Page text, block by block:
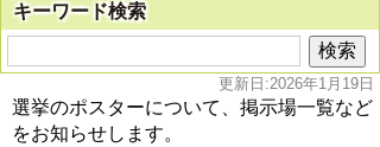
キーワード検索
更新日:2026年1月19日
選挙のポスターについて、掲示場一覧など
をお知らせします。